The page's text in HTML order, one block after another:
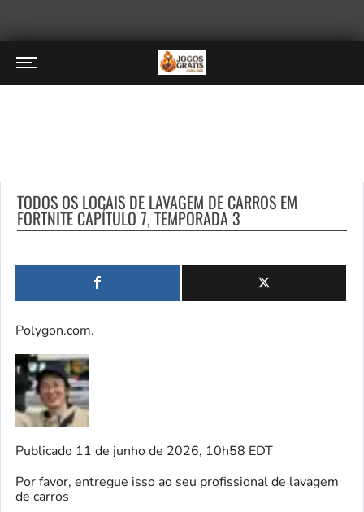
TODOS OS LOCAIS DE LAVAGEM DE CARROS EM
FORTNITE CAPÍTULO 7, TEMPORADA 3
Polygon.com.
Publicado 11 de junho de 2026, 10h58 EDT
Por favor, entregue isso ao seu profissional de lavagem
de carros